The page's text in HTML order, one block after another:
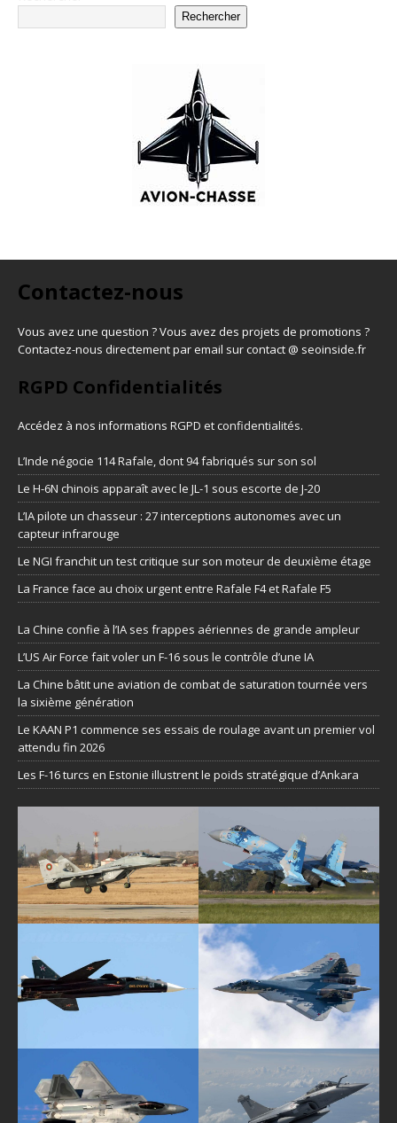
Rechercher
Contactez-nous
Vous avez une question ? Vous avez des projets de promotions ?
Contactez-nous directement par email sur contact @ seoinside.fr
RGPD Confidentialités
Accédez à nos informations RGPD et confidentialités.
L’Inde négocie 114 Rafale, dont 94 fabriqués sur son sol
Le H-6N chinois apparaît avec le JL-1 sous escorte de J-20
L’IA pilote un chasseur : 27 interceptions autonomes avec un
capteur infrarouge
Le NGI franchit un test critique sur son moteur de deuxième étage
La France face au choix urgent entre Rafale F4 et Rafale F5
La Chine confie à l’IA ses frappes aériennes de grande ampleur
L’US Air Force fait voler un F-16 sous le contrôle d’une IA
La Chine bâtit une aviation de combat de saturation tournée vers
la sixième génération
Le KAAN P1 commence ses essais de roulage avant un premier vol
attendu fin 2026
Les F-16 turcs en Estonie illustrent le poids stratégique d’Ankara